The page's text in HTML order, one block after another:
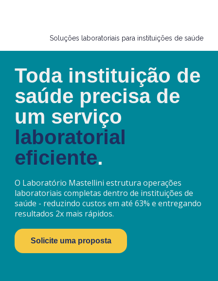
Soluções laboratoriais para instituições de saúde
Toda instituição de
saúde precisa de
um serviço
laboratorial
eficiente.
O Laboratório Mastellini estrutura operações
laboratoriais completas dentro de instituições de
saúde - reduzindo custos em até 63% e entregando
resultados 2x mais rápidos.
Solicite uma proposta